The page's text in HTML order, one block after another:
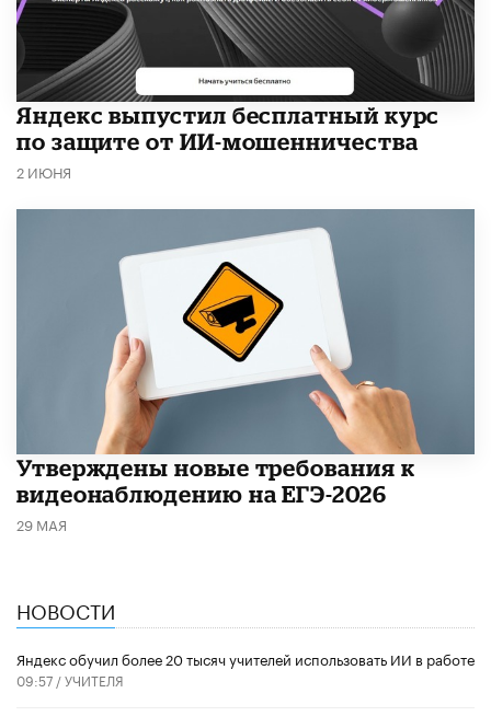
​Яндекс выпустил бесплатный курс
по защите от ИИ-мошенничества
2 ИЮНЯ
Утверждены новые требования к
видеонаблюдению на ЕГЭ-2026
29 МАЯ
НОВОСТИ
​Яндекс обучил более 20 тысяч учителей использовать ИИ в работе
09:57 /УЧИТЕЛЯ